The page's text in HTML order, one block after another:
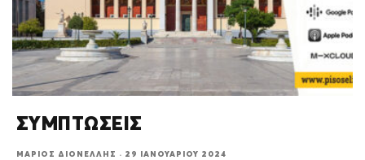
ΣΥΜΠΤΩΣΕΙΣ
ΜΆΡΙΟΣ ΔΙΟΝΈΛΛΗΣ · 29 ΙΑΝΟΥΑΡΊΟΥ 2024